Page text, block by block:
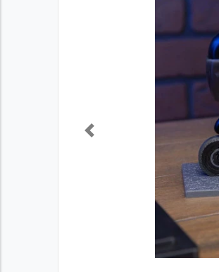
Previous